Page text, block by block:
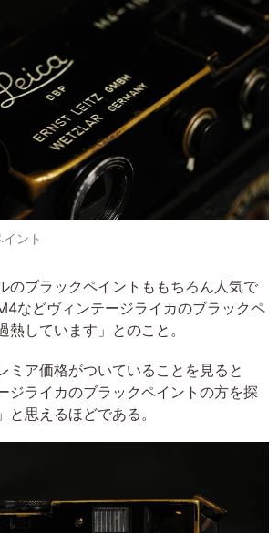
ント
のブラックペイントももちろん人気で
などヴィンテージライカのブラックペ
熱しています」とのこと。
ミア価格がついていることを見ると
ジライカのブラックペイントの方を探
と思えるほどである。